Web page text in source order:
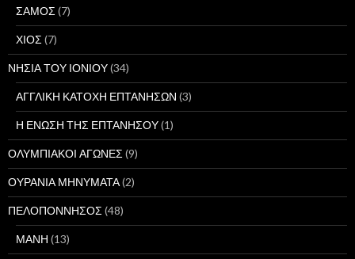
ΣΑΜΟΣ (7)
ΧΙΟΣ (7)
ΝΗΣΙΑ ΤΟΥ ΙΟΝΙΟΥ(34)
ΑΓΓΛΙΚΗ ΚΑΤΟΧΗ ΕΠΤΑΝΗΣΩΝ (3)
Η ΕΝΩΣΗ ΤΗΣ ΕΠΤΑΝΗΣΟΥ(1)
ΟΛΥΜΠΙΑΚΟΙ ΑΓΩΝΕΣ (9)
ΟΥΡΑΝΙΑ ΜΗΝΥΜΑΤΑ(2)
ΠΕΛΟΠΟΝΝΗΣΟΣ (48)
ΜΑΝΗ (13)